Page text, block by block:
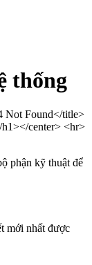
thống
Not Found</title>
center> <hr>
phận kỹ thuật để
mới nhất được